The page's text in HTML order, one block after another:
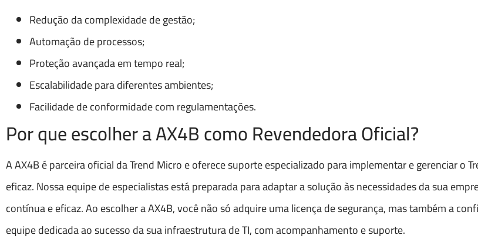
Redução da complexidade de gestão;
Automação de processos;
Proteção avançada em tempo real;
Escalabilidade para diferentes ambientes;
Facilidade de conformidade com regulamentações.
Por que escolher a AX4B como Revendedora Oficial?
A AX4B é parceira oficial da Trend Micro e oferece suporte especializado para implementar e gerenciar o
eficaz. Nossa equipe de especialistas está preparada para adaptar a solução às necessidades da sua
contínua e eficaz. Ao escolher a AX4B, você não só adquire uma licença de segurança, mas também a
equipe dedicada ao sucesso da sua infraestrutura de TI, com acompanhamento e suporte.